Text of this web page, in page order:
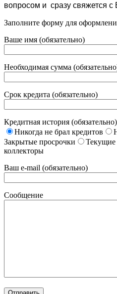
вопросом и сразу свяжется с
Заполните форму для
Ваше имя (обязательно)
Необходимая сумма
Срок кредита (обязательно)
Кредитная история (обязательно)
Никогда не брал кредитов
Закрытые просрочки
Текущие
коллекторы
Ваш e-mail (обязательно)
Сообщение